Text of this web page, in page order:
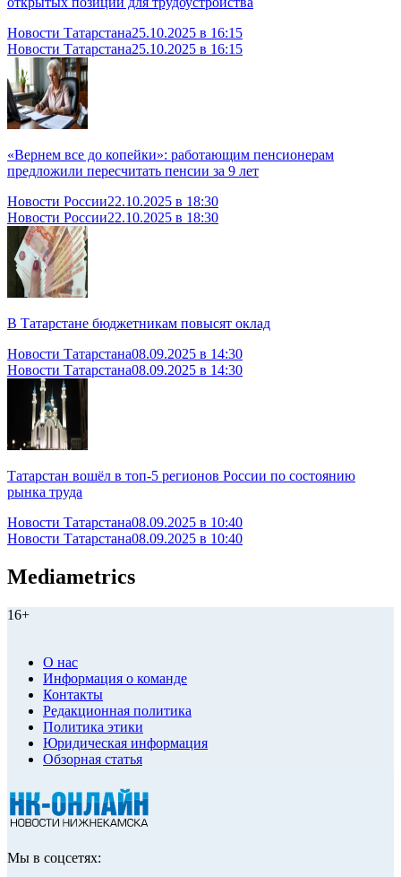
Новости Татарстана25.10.2025 в 16:15
Новости Татарстана25.10.2025 в 16:15
«Вернем все до копейки»: работающим пенсионерам
предложили пересчитать пенсии за 9 лет
Новости России22.10.2025 в 18:30
Новости России22.10.2025 в 18:30
В Татарстане бюджетникам повысят оклад
Новости Татарстана08.09.2025 в 14:30
Новости Татарстана08.09.2025 в 14:30
Татарстан вошёл в топ-5 регионов России по состоянию
рынка труда
Новости Татарстана08.09.2025 в 10:40
Новости Татарстана08.09.2025 в 10:40
Mediametrics
16+
О нас
Информация о команде
Контакты
Редакционная политика
Политика этики
Юридическая информация
Обзорная статья
Мы в соцсетях: